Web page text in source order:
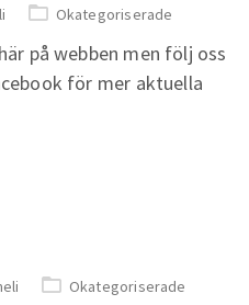
Okategoriserade
på webben men följ oss
för mer aktuella
Okategoriserade